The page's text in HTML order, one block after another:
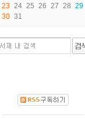
23 24 25 26 27 28 29
30 31